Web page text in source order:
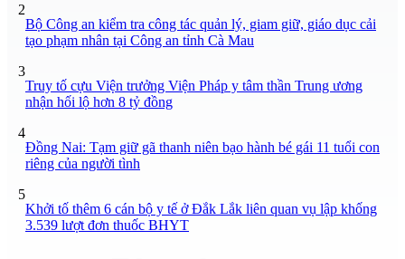
2
Bộ Công an kiểm tra công tác quản lý, giam giữ, giáo dục cải
tạo phạm nhân tại Công an tỉnh Cà Mau
3
Truy tố cựu Viện trưởng Viện Pháp y tâm thần Trung ương
nhận hối lộ hơn 8 tỷ đồng
4
Đồng Nai: Tạm giữ gã thanh niên bạo hành bé gái 11 tuổi con
riêng của người tình
5
Khởi tố thêm 6 cán bộ y tế ở Đắk Lắk liên quan vụ lập khống
3.539 lượt đơn thuốc BHYT